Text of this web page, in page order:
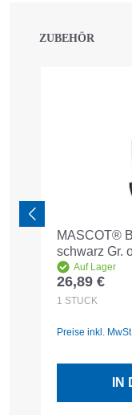
Produktgalerie
ZUBEHÖR
MASCOT®
schwarz Gr.
Auf Lager
Regulärer
26,89 €
1 STÜCK
Preise inkl.